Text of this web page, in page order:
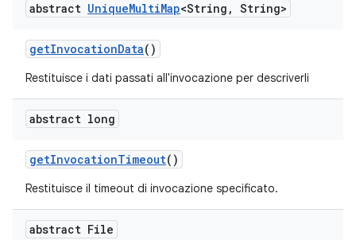
abstract UniqueMultiMap<String , String>
getInvocationData()
Restituisce i dati passati all'invocazione per descriverli
abstract long
getInvocationTimeout()
Restituisce il timeout di invocazione specificato.
abstract File